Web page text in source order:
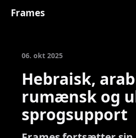
Frames
06. okt 2025
Hebraisk,
rumænsk og
sprogsupport